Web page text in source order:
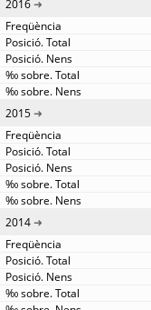
2016
2015
2014